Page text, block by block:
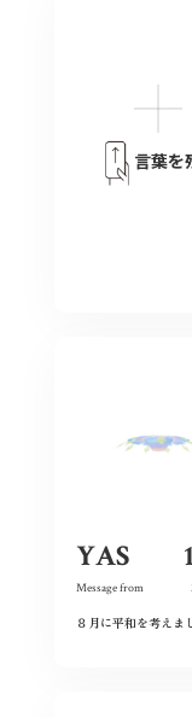
言葉を
YAS
Message from
８月に平和を考えま